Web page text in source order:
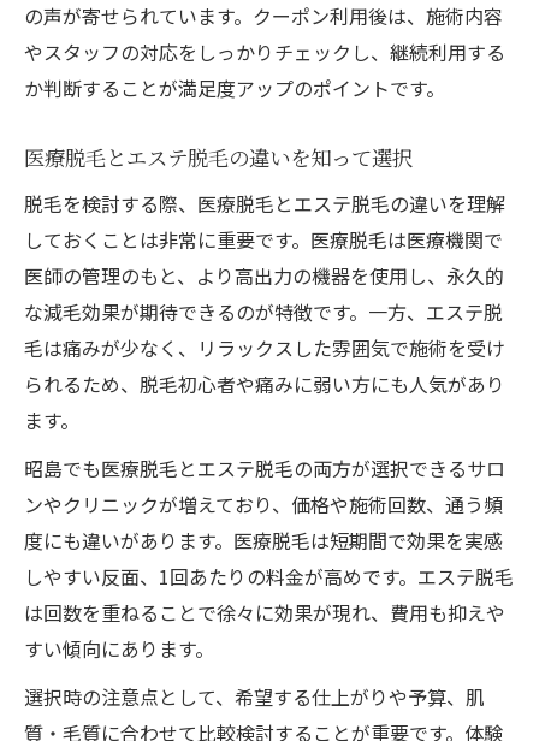
の声が寄せられています。クーポン利用後は、施術内容
やスタッフの対応をしっかりチェックし、継続利用する
か判断することが満足度アップのポイントです。
医療脱毛とエステ脱毛の違いを知って選択
脱毛を検討する際、医療脱毛とエステ脱毛の違いを理解
しておくことは非常に重要です。医療脱毛は医療機関で
医師の管理のもと、より高出力の機器を使用し、永久的
な減毛効果が期待できるのが特徴です。一方、エステ脱
毛は痛みが少なく、リラックスした雰囲気で施術を受け
られるため、脱毛初心者や痛みに弱い方にも人気があり
ます。
昭島でも医療脱毛とエステ脱毛の両方が選択できるサロ
ンやクリニックが増えており、価格や施術回数、通う頻
度にも違いがあります。医療脱毛は短期間で効果を実感
しやすい反面、1回あたりの料金が高めです。エステ脱毛
は回数を重ねることで徐々に効果が現れ、費用も抑えや
すい傾向にあります。
選択時の注意点として、希望する仕上がりや予算、肌
質・毛質に合わせて比較検討することが重要です。体験